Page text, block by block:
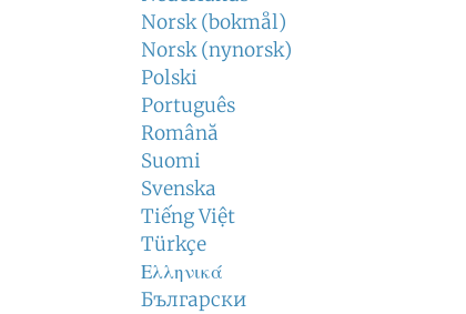
Norsk (bokmål)
Norsk (nynorsk)
Polski
Português
Română
Suomi
Svenska
Tiếng Việt
Türkçe
Ελληνικά
Български